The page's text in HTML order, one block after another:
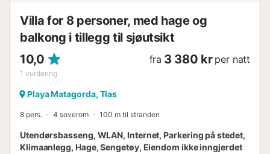
Villa for 8 personer, med hage og
balkong i tillegg til sjøutsikt
10,0
1 vurdering
fra 3 380 kr per natt
Playa Matagorda, Tías
8 pers. 4 soverom 100 m til stranden
Utendørsbasseng, WLAN, Internet, Parkering på stedet,
Klimaanlegg, Hage, Sengetøy, Eiendom ikke inngjerdet